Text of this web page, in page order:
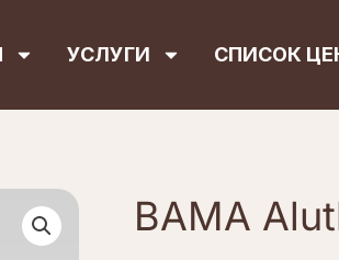
УСЛУГИ СПИСОК
BAMA